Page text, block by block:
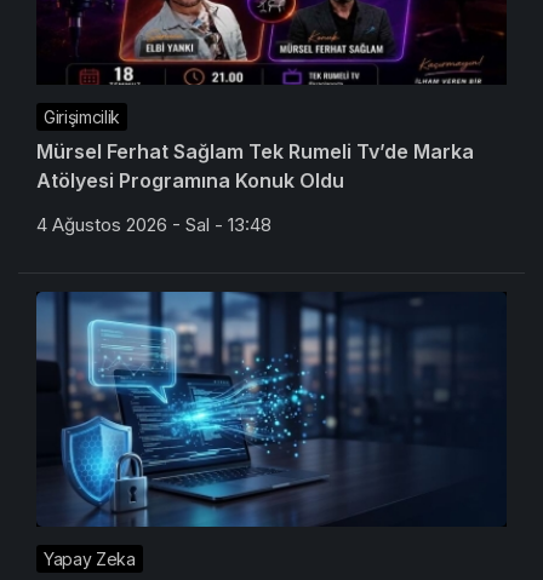
Girişimcilik
Mürsel Ferhat Sağlam Tek Rumeli Tv’de Marka
Atölyesi Programına Konuk Oldu
4 Ağustos 2026 - Sal - 13:48
Yapay Zeka